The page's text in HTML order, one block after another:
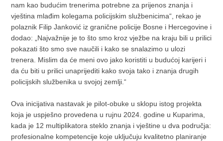
nam kao budućim trenerima potrebne za prijenos znanja i
vještina mlađim kolegama policijskim službenicima“, rekao je
polaznik Filip Janković iz granične policije Bosne i Hercegovine i
dodao: „Najvažnije je to što smo kroz vježbe na kraju bili u prilici
pokazati što smo sve naučili i kako se snalazimo u ulozi
trenera. Mislim da će meni ovo jako koristiti u budućoj karijeri i
da ću biti u prilici unaprijediti kako svoja tako i znanja drugih
policijskih službenika u svojoj zemlji.“
Ova inicijativa nastavak je pilot-obuke u sklopu istog projekta
koja je uspješno provedena u rujnu 2024. godine u Kuparima,
kada je 12 multiplikatora steklo znanja i vještine u dva područja:
profesionalne kompetencije koje uključuju kvalitetno planiranje